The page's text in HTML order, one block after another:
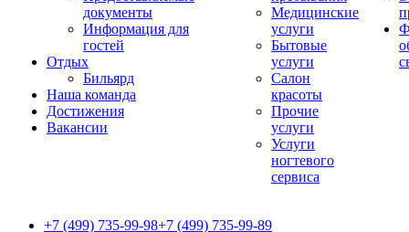
документы
Информация для
гостей
Отдых
Бильярд
Наша команда
Достижения
Вакансии
Медицинские
услуги
Бытовые
услуги
Салон
красоты
Прочие
услуги
Услуги
ногтевого
сервиса
+7 (499) 735-99-98+7 (499) 735-99-89